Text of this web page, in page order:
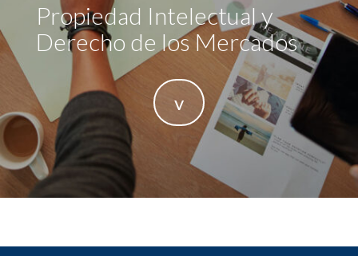
Propiedad Intelectual y
Derecho de los Mercados
v